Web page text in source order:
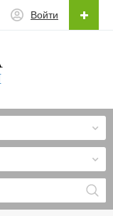
Войти